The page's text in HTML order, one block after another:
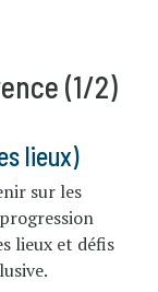
(1/2)
lieux)
sur les
lieux et défis